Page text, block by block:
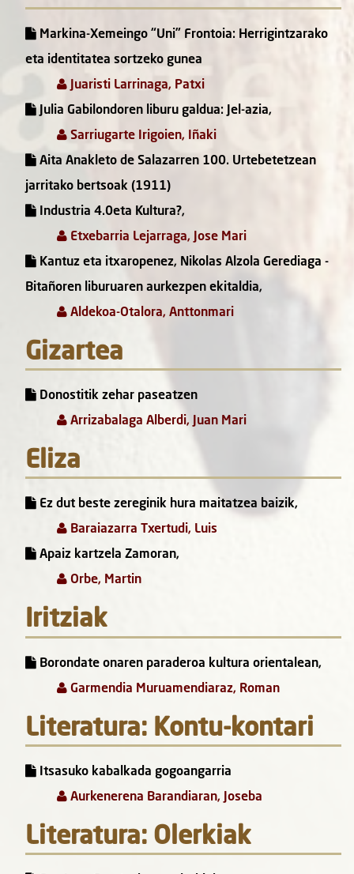
Markina-Xemeingo “Uni” Frontoia: Herrigintzarako
eta identitatea sortzeko gunea
Juaristi Larrinaga, Patxi
Julia Gabilondoren liburu galdua: Jel-azia,
Sarriugarte Irigoien, Iñaki
Aita Anakleto de Salazarren 100. Urtebetetzean
jarritako bertsoak (1911)
Industria 4.0eta Kultura?,
Etxebarria Lejarraga, Jose Mari
Kantuz eta itxaropenez, Nikolas Alzola Gerediaga -
Bitañoren liburuaren aurkezpen ekitaldia,
Aldekoa-Otalora, Anttonmari
Gizartea
Donostitik zehar paseatzen
Arrizabalaga Alberdi, Juan Mari
Eliza
Ez dut beste zereginik hura maitatzea baizik,
Baraiazarra Txertudi, Luis
Apaiz kartzela Zamoran,
Orbe, Martin
Iritziak
Borondate onaren paraderoa kultura orientalean,
Garmendia Muruamendiaraz, Roman
Literatura: Kontu-kontari
Itsasuko kabalkada gogoangarria
Aurkenerena Barandiaran, Joseba
Literatura: Olerkiak